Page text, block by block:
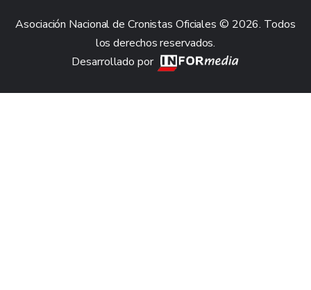
Asociación Nacional de Cronistas Oficiales © 2026. Todos
los derechos reservados.
Desarrollado por